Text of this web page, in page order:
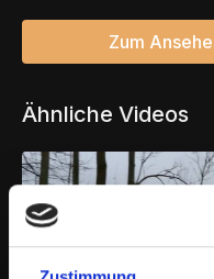
Zum
Ähnliche Videos